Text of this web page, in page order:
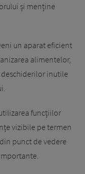
și menține
un aparat eficient
alimentelor,
inutile
funcțiilor
vizibile pe termen
punct de vedere